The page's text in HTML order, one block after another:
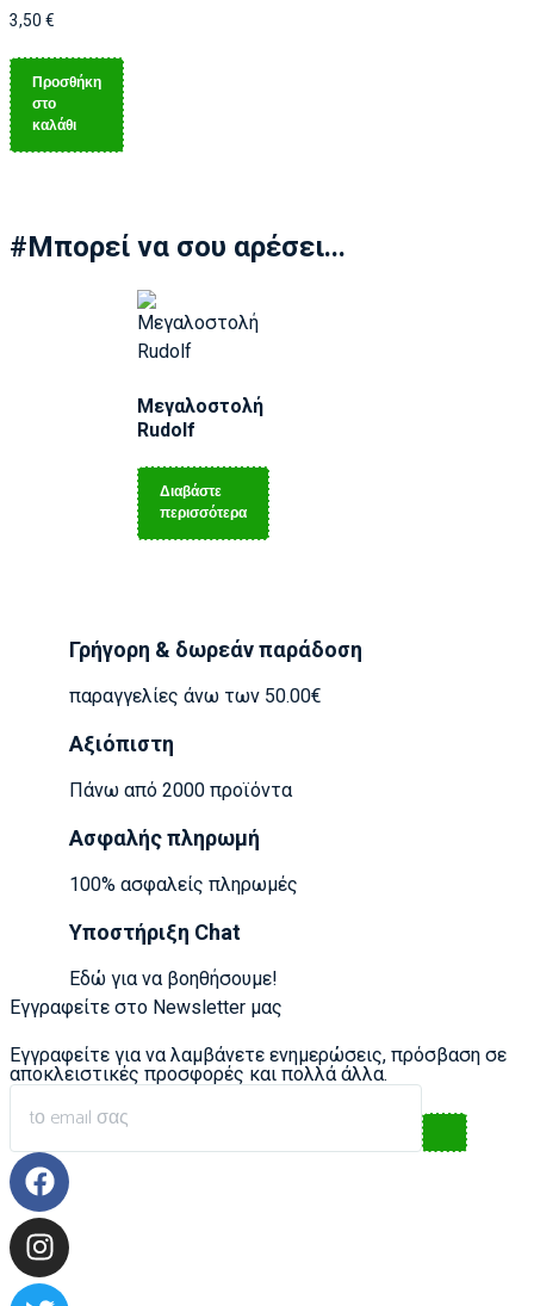
3,50 €
Προσθήκη
στο
καλάθι
#Μπορεί να σου αρέσει...
Μεγαλοστολή
Rudolf
Διαβάστε
περισσότερα
Γρήγορη & δωρεάν παράδοση
παραγγελίες άνω των 50.00€
Αξιόπιστη
Πάνω από 2000 προϊόντα
Ασφαλής πληρωμή
100% ασφαλείς πληρωμές
Υποστήριξη Chat
Εδώ για να βοηθήσουμε!
Εγγραφείτε στο Newsletter μας
Εγγραφείτε για να λαμβάνετε ενημερώσεις, πρόσβαση σε
αποκλειστικές προσφορές και πολλά άλλα.